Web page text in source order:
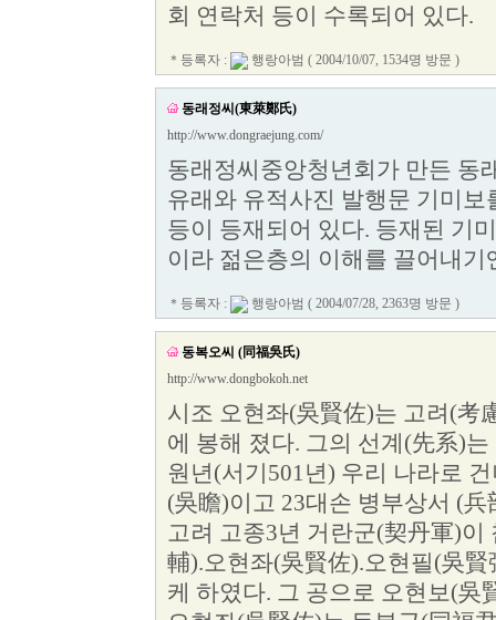
회 연락처 등이 수록되어 있다.
＊등록자 : 행랑아범 ( 2004/10/07, 1534명 방문 )
동래정씨(東萊鄭氏)
http://www.dongraejung.com/
동래정씨중앙청년회가 만든 동
유래와 유적사진 발행문 기미보
등이 등재되어 있다. 등재된 기
이라 젊은층의 이해를 끌어내기
＊등록자 : 행랑아범 ( 2004/07/28, 2363명 방문 )
동복오씨 (同福吳氏)
http://www.dongbokoh.net
시조 오현좌(吳賢佐)는 고려(考
에 봉해 졌다. 그의 선계(先系)
원년(서기501년) 우리 나라로
(吳瞻)이고 23대손 병부상서 (
고려 고종3년 거란군(契丹軍)이
輔).오현좌(吳賢佐).오현필(吳
케 하였다. 그 공으로 오현보(吳